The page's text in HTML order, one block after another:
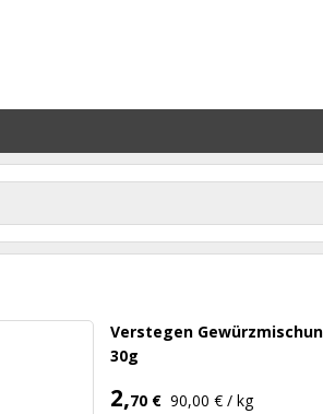
Verstegen
30g
2,70 € 90,00 € / kg